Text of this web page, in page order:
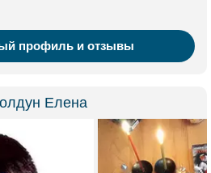
профиль и отзывы
Елена